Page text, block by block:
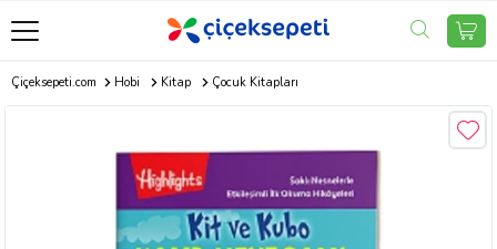
Çiçeksepeti.com Hobi Kitap Çocuk Kitapları